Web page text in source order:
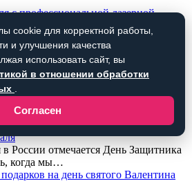
подарок к 23 Февраля
в России как День
праздник, посвященный
Zippo: идеальный подарок
России отмечается День Защитника
когда мы…
cookie для корректной работы,
и улучшения качества
использовать сайт, вы
в отношении обработки
Согласен